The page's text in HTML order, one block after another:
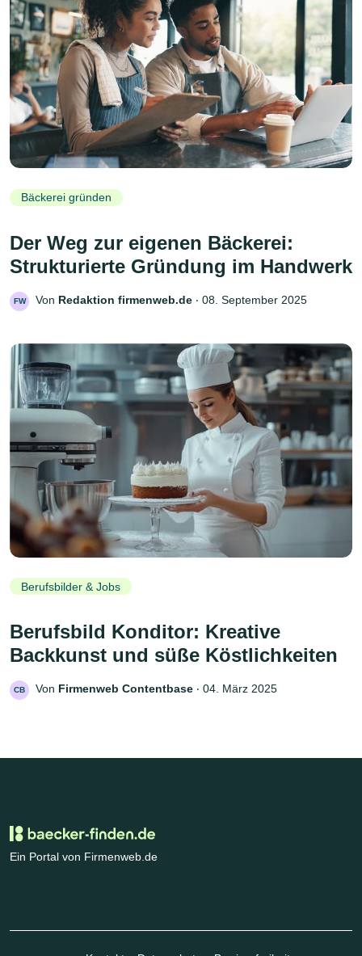
Bäckerei gründen
Der Weg zur eigenen Bäckerei:
Strukturierte Gründung im Handwerk
FW Von Redaktion firmenweb.de ‧ 08. September 2025
Berufsbilder & Jobs
Berufsbild Konditor: Kreative
Backkunst und süße Köstlichkeiten
CB Von Firmenweb Contentbase ‧ 04. März 2025
Ein Portal von Firmenweb.de